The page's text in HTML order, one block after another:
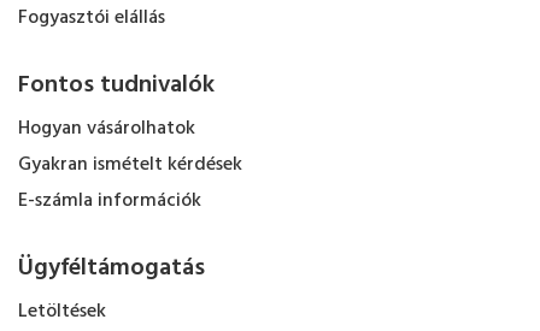
Fogyasztói elállás
Fontos tudnivalók
Hogyan vásárolhatok
Gyakran ismételt kérdések
E-számla információk
Ügyféltámogatás
Letöltések